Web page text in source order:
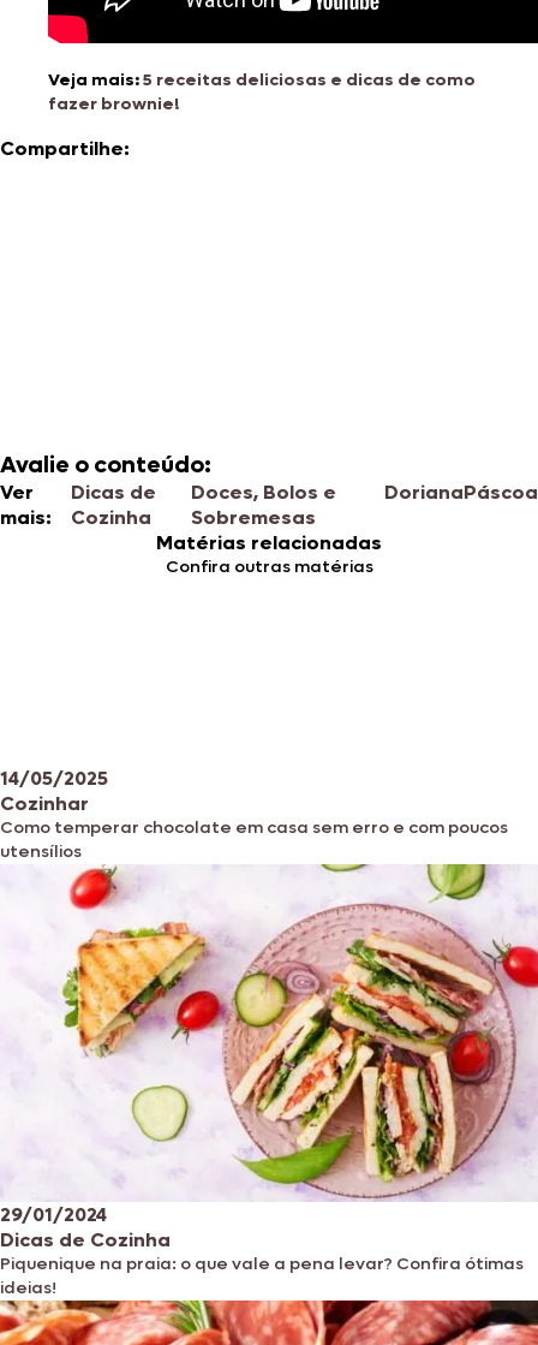
Veja mais:5 receitas deliciosas e dicas de como
fazer brownie!
Compartilhe:
Avalie o conteúdo:
Ver
mais:
Dicas de
Cozinha
Doces, Bolos e
Sobremesas
DorianaPáscoa
Matérias relacionadas
Confira outras matérias
14/05/2025
Cozinhar
Como temperar chocolate em casa sem erro e com poucos
utensílios
29/01/2024
Dicas de Cozinha
Piquenique na praia: o que vale a pena levar? Confira ótimas
ideias!